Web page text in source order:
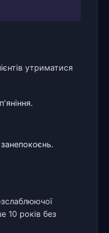
утриматися
10 років без